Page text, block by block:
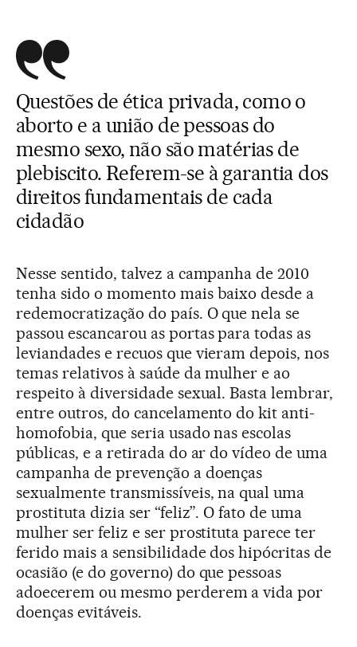
Questões de ética privada, como o
aborto e a união de pessoas do
mesmo sexo, não são matérias de
plebiscito. Referem-se à garantia dos
direitos fundamentais de cada
cidadão
Nesse sentido, talvez a campanha de 2010
tenha sido o momento mais baixo desde a
redemocratização do país. O que nela se
passou escancarou as portas para todas as
leviandades e recuos que vieram depois, nos
temas relativos à saúde da mulher e ao
respeito à diversidade sexual. Basta lembrar,
entre outros, do cancelamento do kit anti-
homofobia, que seria usado nas escolas
públicas, e a retirada do ar do vídeo de uma
campanha de prevenção a doenças
sexualmente transmissíveis, na qual uma
prostituta dizia ser “feliz”. O fato de uma
mulher ser feliz e ser prostituta parece ter
ferido mais a sensibilidade dos hipócritas de
ocasião (e do governo) do que pessoas
adoecerem ou mesmo perderem a vida por
doenças evitáveis.